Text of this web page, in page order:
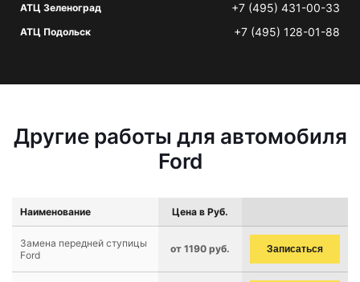
АТЦ Зеленоград +7 (495) 431-00-33
АТЦ Подольск +7 (495) 128-01-88
Другие работы для автомобиля
Ford
Наименование Цена в Руб.
Замена передней ступицы
Ford
от 1190 руб. Записаться